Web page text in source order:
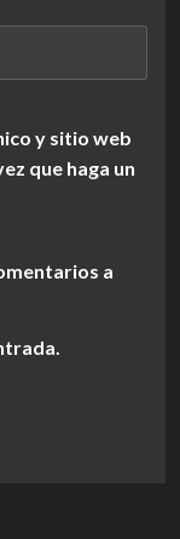
y sitio web
que haga un
a